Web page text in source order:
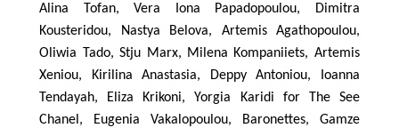
Alina
Tofan,Vera Iona Papadopoulou,
Dimitra
Kousteridou, Nastya Belova, Artemis Agathopoulou,
Oliwia Tado,Stju Marx, Milena Kompaniiets, Artemis
Xeniou, Kirilina Anastasia, Deppy Antoniou,
Ioanna
Tendayah, Eliza Krikoni,Yorgia Karidi for The
See
Chanel , Eugenia Vakalopoulou, Baronettes, Gamze